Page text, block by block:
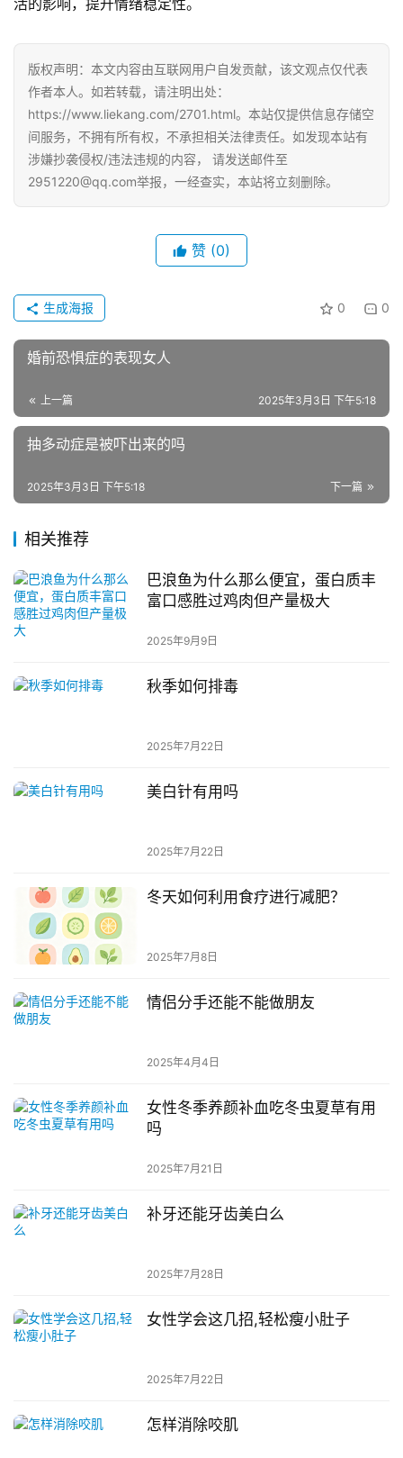
活的影响，提升情绪稳定性。
版权声明：本文内容由互联网用户自发贡献，该文观点仅代表
作者本人。如若转载，请注明出处：
https://www.liekang.com/2701.html。本站仅提供信息存储空
间服务，不拥有所有权，不承担相关法律责任。如发现本站有
涉嫌抄袭侵权/违法违规的内容， 请发送邮件至
2951220@qq.com举报，一经查实，本站将立刻删除。
赞 (0)
0 0
生成海报
婚前恐惧症的表现女人
上一篇 2025年3月3日 下午5:18
抽多动症是被吓出来的吗
下一篇
2025年3月3日 下午5:18
相关推荐
巴浪鱼为什么那么便宜，蛋白质丰
富口感胜过鸡肉但产量极大
2025年9月9日
秋季如何排毒
2025年7月22日
美白针有用吗
2025年7月22日
冬天如何利用食疗进行减肥？
2025年7月8日
情侣分手还能不能做朋友
2025年4月4日
女性冬季养颜补血吃冬虫夏草有用
吗
2025年7月21日
补牙还能牙齿美白么
2025年7月28日
女性学会这几招,轻松瘦小肚子
2025年7月22日
怎样消除咬肌